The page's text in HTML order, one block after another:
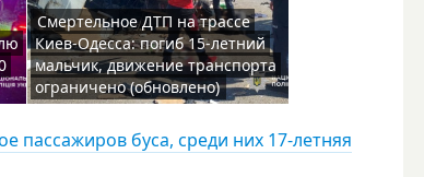
Смертельное ДТП на трассе
Киев-Одесса: погиб 15-летний
мальчик, движение транспорта
ограничено (обновлено)
пассажиров буса, среди них 17-летняя